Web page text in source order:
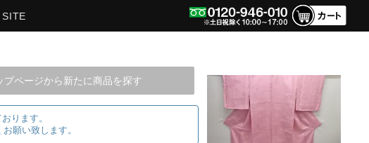
SITE
プページから新たに商品を探す
ります。
願い致します。